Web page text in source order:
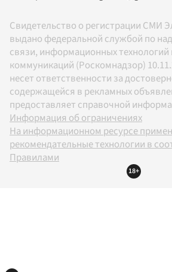
Свидетельство о регистрации СМИ
выдано федеральной службой по
связи, информационных
коммуникаций (Роскомнадзор)
несет ответственности за
содержащейся в рекламных
предоставляет справочной
Информация об ограничениях
На информационном ресурсе
рекомендательные технологии в
Правилами
18+